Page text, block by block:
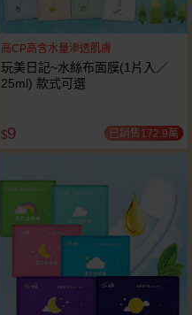
高CP高含水量滲透肌膚
玩美日記~水絲布面膜(1片入／
25ml) 款式可選
$9 已銷售172.9萬